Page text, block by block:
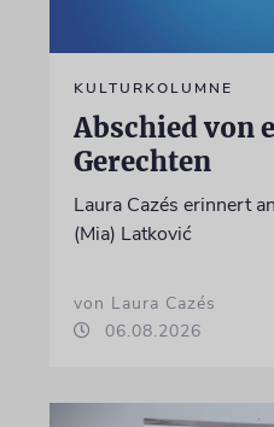
KULTURKOLUMNE
Abschied von
Gerechten
Laura Cazés erinnert
(Mia) Latković
von Laura Cazés
06.08.2026